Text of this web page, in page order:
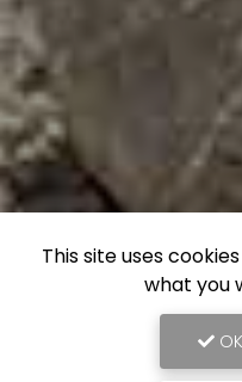
This site uses
what you